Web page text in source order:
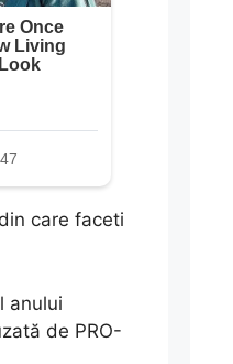
care faceti
anului
de PRO-